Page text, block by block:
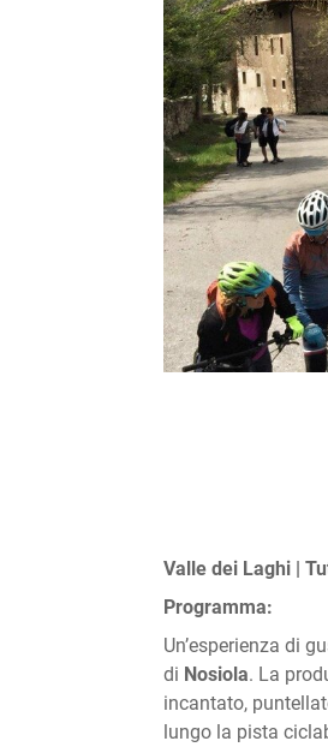
Valle dei Laghi |
Programma:
Un’esperienza di
di Nosiola. La
incantato,
lungo la pista